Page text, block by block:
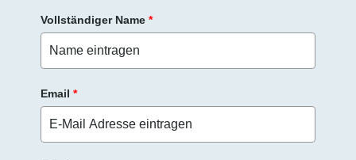
Vollständiger Name *
Email *